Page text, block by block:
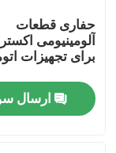
کارخانه تور
کنترل کیفیت
حفاری قطعات
آلومینیومی
برای تجهیزات
ارسال